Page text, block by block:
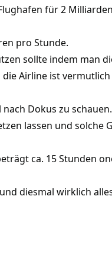
für 2
pro Stunde.
sollte indem man
Airline ist
Dokus zu
lassen und solche
ca. 15 Stunden
diesmal wirklich